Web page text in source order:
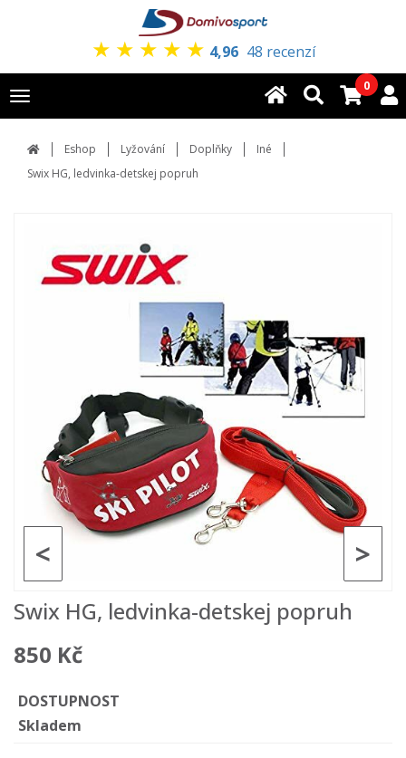
★ ★ ★ ★ ★ 4,96 48 recenzí
Toggle
navigation
0
Eshop Lyžování Doplňky
Iné
Swix HG, ledvinka-detskej popruh
>
<
Swix HG, ledvinka-detskej popruh
850 Kč
DOSTUPNOST
Skladem